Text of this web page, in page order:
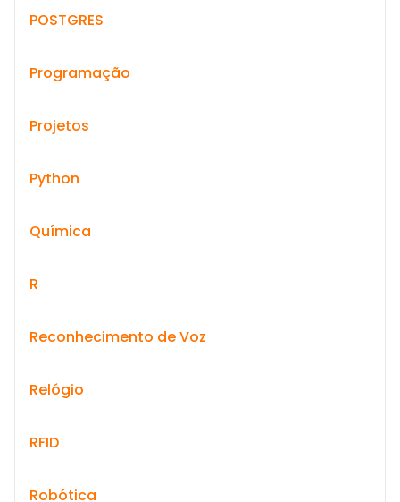
POSTGRES
Programação
Projetos
Python
Química
R
Reconhecimento de Voz
Relógio
RFID
Robótica